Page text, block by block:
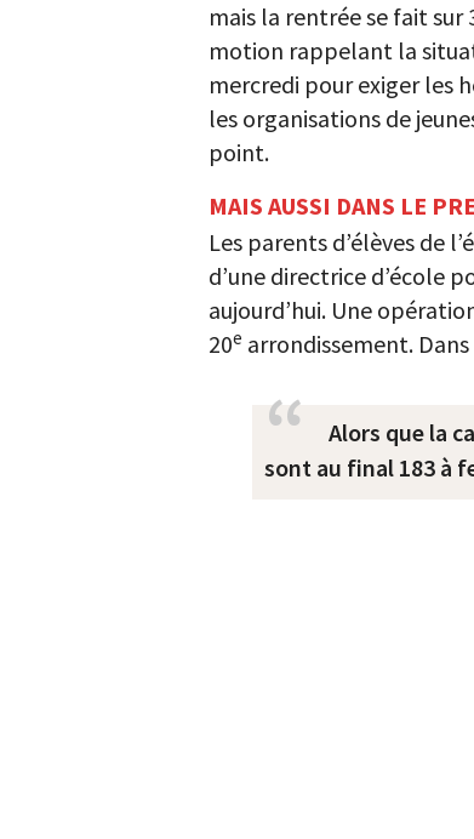
mais la rentrée se fait sur
motion rappelant la
mercredi pour exiger les
les organisations de
point.
MAIS AUSSI DANS LE
Les parents d’élèves de
d’une directrice d’école
aujourd’hui. Une
20e arrondissement.
Alors que la
sont au final 183 à